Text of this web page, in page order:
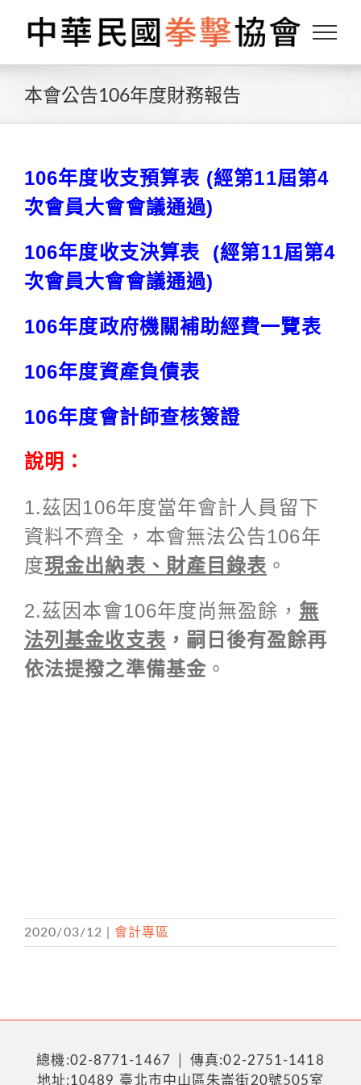
content
本會公告106年度財務報告
106年度收支預算表 (經第11屆第4
次會員大會會議通過)
106年度收支決算表 (經第11屆第4
次會員大會會議通過)
106年度政府機關補助經費一覽表
106年度資產負債表
106年度會計師查核簽證
說明：
1.茲因106年度當年會計人員留下
資料不齊全，本會無法公告106年
度現金出納表、財產目錄表 。
2.茲因本會106年度尚無盈餘， 無
法列基金收支表 ，嗣日後有盈餘再
依法提撥之準備基金。
2020/03/12 會計專區
總機:02-8771-1467 │ 傳真:02-2751-1418
地址:10489 臺北市中山區朱崙街20號505室